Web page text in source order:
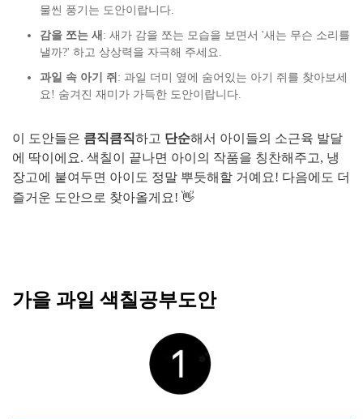
물씬 풍기는 도안이랍니다.
감을 쪼는 새 : 새가 감을 쪼는 모습을 보면서 '새는 무슨 소리를
낼까?' 하고 상상력을 자극해 주세요.
과일 속 아기 쥐 : 과일 더미 옆에 숨어있는 아기 쥐를 찾아보세
요! 숨겨진 재미가 가득한 도안이랍니다.
이 도안들은 큼직큼직하고 단순해서 아이들의 소근육 발달
에 딱이에요. 색칠이 끝나면 아이의 작품을 칭찬해주고, 냉
장고에 붙여두면 아이도 정말 뿌듯해할 거예요! 다음에도 더
즐거운 도안으로 찾아올게요! 👋
가을 과일 색칠공부도안